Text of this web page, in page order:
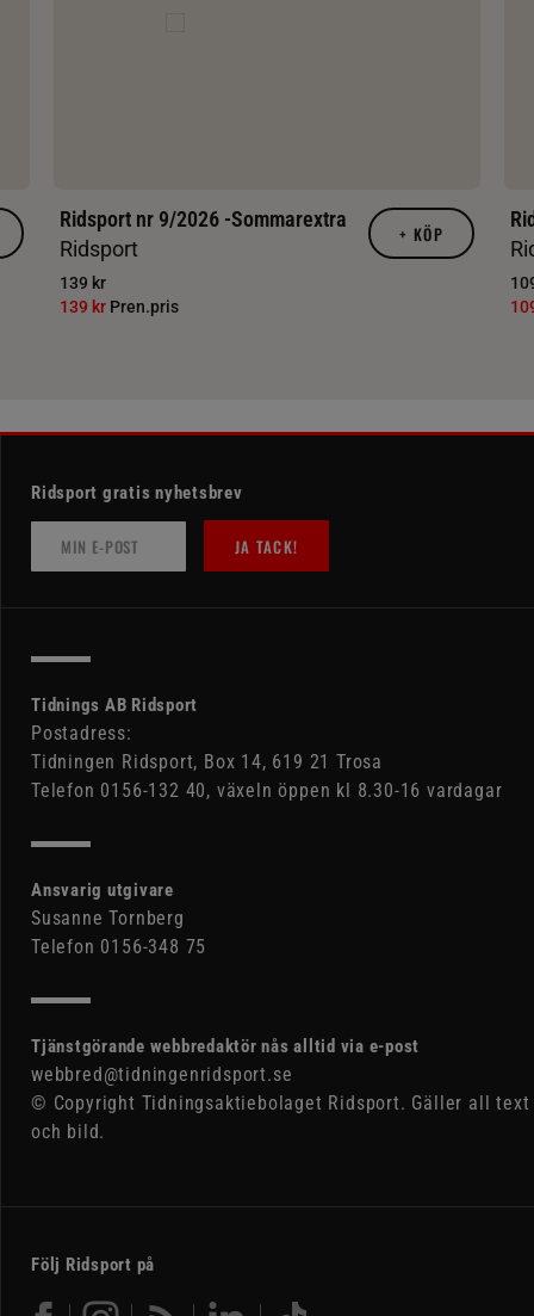
Ridsport nr 9/2026 -Sommarextra
Ridsport
139 kr
139 kr Pren.pris
+ KÖP
Ridsport gratis nyhetsbrev
JA TACK!
Tidnings AB Ridsport
Postadress:
Tidningen Ridsport, Box 14, 619 21 Trosa
Telefon 0156-132 40, växeln öppen kl 8.30-16 vardagar
Ansvarig utgivare
Susanne Tornberg
Telefon 0156-348 75
Tjänstgörande webbredaktör nås alltid via e-post
webbred@tidningenridsport.se
© Copyright Tidningsaktiebolaget Ridsport. Gäller all text
och bild.
Följ Ridsport på